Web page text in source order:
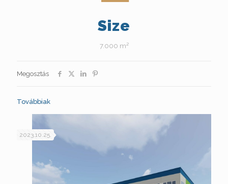
Size
7.000 m²
Megosztás
Továbbiak
2023.10.25.